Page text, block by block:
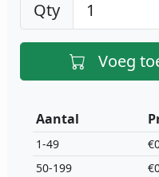
Qty
Voeg
Aantal
1-49
50-199